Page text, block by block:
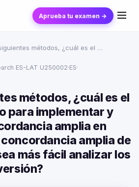
Aprueba tu examen →
métodos, ¿cuál es el …
ES-LAT U250002·ES·
métodos, ¿cuál es el
para implementar y
amplia en
amplia de
más fácil analizar los